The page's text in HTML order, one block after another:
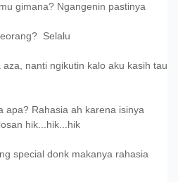
gimana? Ngangenin pastinya
Selalu
nanti ngikutin kalo aku kasih tau
apa? Rahasia ah karena isinya
hik...hik...hik
special donk makanya rahasia